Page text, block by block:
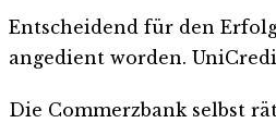
Entscheidend für den
angedient worden.
Die Commerzbank selbst